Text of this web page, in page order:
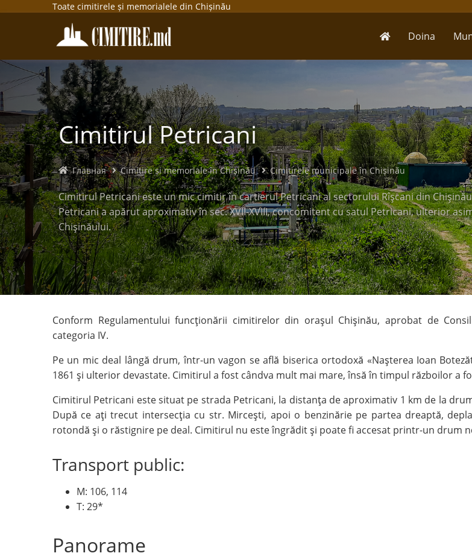
Toate cimitirele și memorialele din Chișinău
Doina
Cimitirul Petricani
Главная Cimitire și memoriale în Chișinău Cimitirele municipale în Chișinău
Cimitirul Petricani este un mic cimitir în cartierul Petricani al sectorului Rîşcani din
Petricani a apărut aproximativ în sec. XVII-XVIII, concomitent cu satul Petricani, ulterior
Chişinăului.
Conform Regulamentului funcţionării cimitirelor din oraşul Chişinău, aprobat de
categoria IV.
Pe un mic deal lângă drum, într-un vagon se află biserica ortodoxă «Naşterea Ioan
1861 şi ulterior devastate. Cimitirul a fost cândva mult mai mare, însă în timpul războilor
Cimitirul Petricani este situat pe strada Petricani, la distanţa de aproximativ 1 km de la
După ce aţi trecut intersecţia cu str. Mirceşti, apoi o benzinărie pe partea dreaptă,
rotondă şi o răstignire pe deal. Cimitirul nu este îngrădit şi poate fi accesat printr-un drum
Transport public:
M: 106, 114
T: 29*
Panorame